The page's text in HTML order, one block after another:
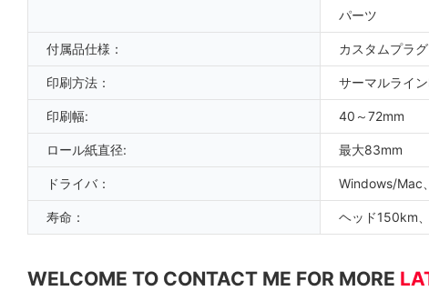
パーツ
付属品仕様： カスタムプラグ
印刷方法： サーマルライ
印刷幅: 40～72mm
ロール紙直径: 最大83mm
ドライバ： Windows/Mac
寿命： ヘッド150km
WELCOME TO CONTACT ME FOR MORE